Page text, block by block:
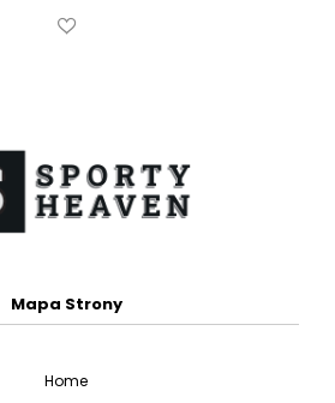
Mapa Strony
Home